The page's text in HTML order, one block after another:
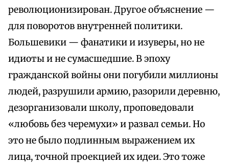
революционизирован. Другое объяснение —
для поворотов внутренней политики.
Большевики — фанатики и изуверы, но не
идиоты и не сумасшедшие. В эпоху
гражданской войны они погубили миллионы
людей, разрушили армию, разорили деревню,
дезорганизовали школу, проповедовали
«любовь без черемухи» и развал семьи. Но
это не было подлинным выражением их
лица, точной проекцией их идеи. Это тоже